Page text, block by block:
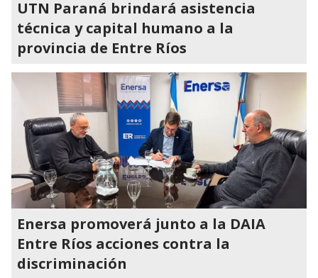
UTN Paraná brindará asistencia
técnica y capital humano a la
provincia de Entre Ríos
Enersa promoverá junto a la DAIA
Entre Ríos acciones contra la
discriminación